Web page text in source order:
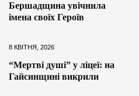
Бершадщина увічнила
імена своїх Героїв
8 КВІТНЯ, 2026
“Мертві душі” у ліцеї: на
Гайсинщині викрили